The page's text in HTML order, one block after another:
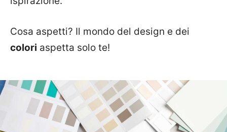
Cosa aspetti? Il mondo del design e dei
colori aspetta solo te!